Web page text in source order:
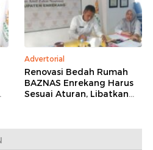
Advertorial
Renovasi Bedah Rumah
BAZNAS Enrekang Harus
Sesuai Aturan, Libatkan